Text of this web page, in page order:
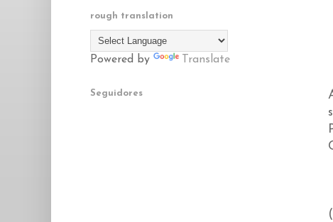
rough translation
Powered by Translate
Seguidores